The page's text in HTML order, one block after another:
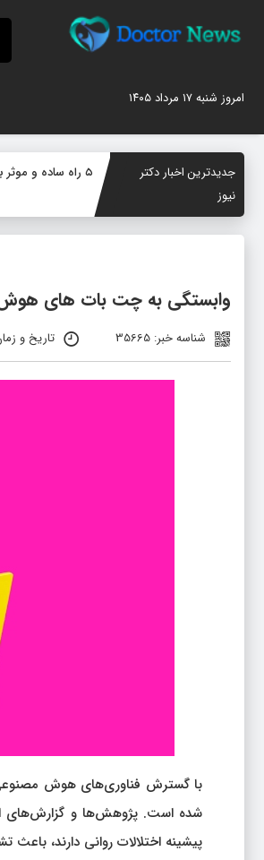
امروز شنبه ۱۷ مرداد ۱۴۰۵
جدیدترین اخبار دکتر
نیوز
۵ راه ساده و موثر برای افزایش گردش خون در بدن؛ چگونه جریان خون را بهبود دهیم؟
وابستگی به چت‌ بات‌ های هوش
شناسه خبر: 35665 تاریخ و زمان ارسال: ۸
با گسترش فناوری‌های هوش مصنوعی و
شده است. پژوهش‌ها و گزارش‌های
پیشینه اختلالات روانی دارند،